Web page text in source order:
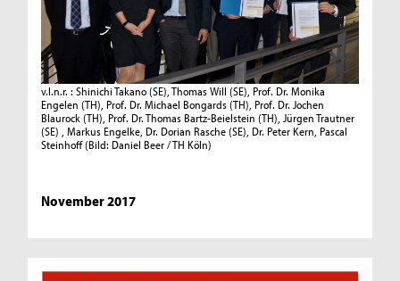
v.l.n.r. : Shinichi Takano (SE), Thomas Will (SE), Prof. Dr. Monika
Engelen (TH), Prof. Dr. Michael Bongards (TH), Prof. Dr. Jochen
Blaurock (TH), Prof. Dr. Thomas Bartz-Beielstein (TH), Jürgen Trautner
(SE) , Markus Engelke, Dr. Dorian Rasche (SE), Dr. Peter Kern, Pascal
Steinhoff(Bild: Daniel Beer / TH Köln)
November 2017